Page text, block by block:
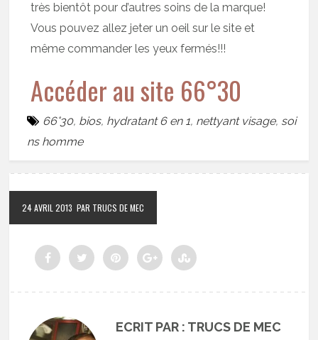
très bientôt pour d’autres soins de la marque!
Vous pouvez allez jeter un oeil sur le site et
même commander les yeux fermés!!!
Accéder au site 66°30
66°30, bios, hydratant 6 en 1, nettyant visage, soi
ns homme
24 AVRIL 2013 PAR TRUCS DE MEC
ECRIT PAR : TRUCS DE MEC